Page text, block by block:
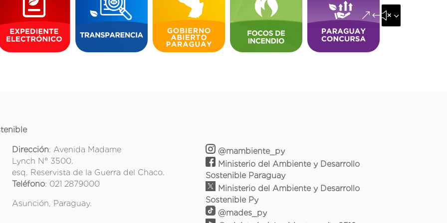
&#x35;
Dirección: Avenida Madame
Lynch N° 3500.
esq. Reservista de la Guerra del Chaco.
Teléfono: 021 2879000
Asunción, Paraguay.
@mambiente_py
Ministerio del Ambiente y Desarrollo
Sostenible Paraguay
Ministerio del Ambiente y Desarrollo
Sostenible Py
@mades_py